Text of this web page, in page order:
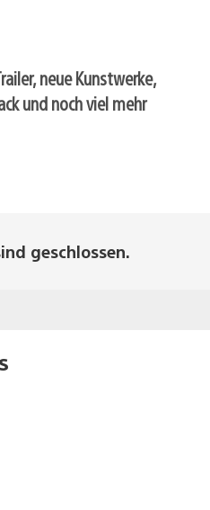
neue Kunstwerke,
und noch viel mehr
geschlossen.